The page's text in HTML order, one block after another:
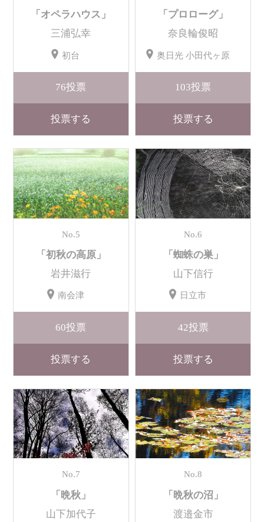
「オペラハウス」
三浦弘幸
初台
76投票
投票する
「プロローグ」
奈良輪俊昭
奥日光 小田代ヶ原
103投票
投票する
No.5
「初秋の高原」
岩井滋行
南会津
60投票
投票する
No.6
「蜘蛛の巣」
山下信行
日立市
42投票
投票する
No.7
「晩秋」
山下加代子
No.8
「晩秋の沼」
渡邉金市